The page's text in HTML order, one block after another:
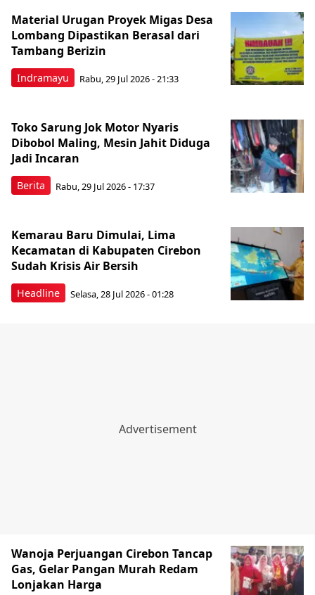
Indramayu
Material Urugan Proyek Migas Desa
Lombang Dipastikan Berasal dari
Tambang Berizin
Rabu, 29 Jul 2026 - 21:33
Berita
Toko Sarung Jok Motor Nyaris
Dibobol Maling, Mesin Jahit Diduga
Jadi Incaran
Rabu, 29 Jul 2026 - 17:37
Headline
Kemarau Baru Dimulai, Lima
Kecamatan di Kabupaten Cirebon
Sudah Krisis Air Bersih
Selasa, 28 Jul 2026 - 01:28
Wanoja Perjuangan Cirebon Tancap
Gas, Gelar Pangan Murah Redam
Lonjakan Harga